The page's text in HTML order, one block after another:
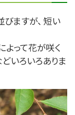
ますが、 短い
よって花が咲く
いろいろありま